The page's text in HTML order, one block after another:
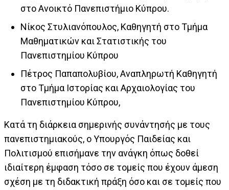
στο Ανοικτό Πανεπιστήμιο Κύπρου.
Νίκος Στυλιανόπουλος, Καθηγητή στο Τμήμα
Μαθηματικών και Στατιστικής του
Πανεπιστημίου Κύπρου
Πέτρος Παπαπολυβίου, Αναπληρωτή Καθηγητή
στο Τμήμα Ιστορίας και Αρχαιολογίας του
Πανεπιστημίου Κύπρου,
Κατά τη διάρκεια σημερινής συνάντησής με τους
πανεπιστημιακούς, ο Υπουργός Παιδείας και
Πολιτισμού επισήμανε την ανάγκη όπως δοθεί
ιδιαίτερη έμφαση τόσο σε τομείς που έχουν άμεση
σχέση με τη διδακτική πράξη όσο και σε τομείς που